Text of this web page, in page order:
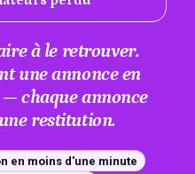
à le retrouver.
une annonce en
chaque annonce
restitution.
en moins d'une minute